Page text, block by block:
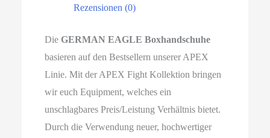
Rezensionen (0)
DieGERMAN EAGLE Boxhandschuhe
basieren auf den Bestsellern unserer APEX
Linie. Mit der APEX Fight Kollektion bringen
wir euch Equipment, welches ein
unschlagbares Preis/Leistung Verhältnis bietet.
Durch die Verwendung neuer, hochwertiger